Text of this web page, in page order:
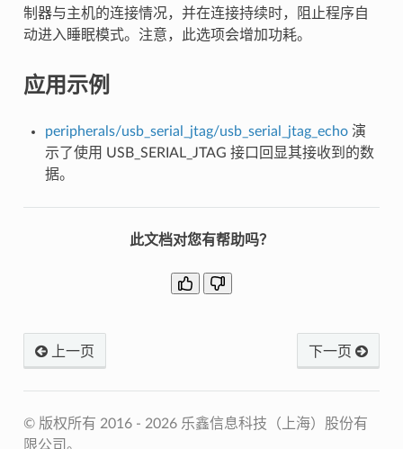
制器与主机的连接情况，并在连接持续时，阻止程序自
动进入睡眠模式。注意，此选项会增加功耗。
应用示例
peripherals/usb_serial_jtag/usb_serial_jtag_echo演
示了使用 USB_SERIAL_JTAG 接口回显其接收到的数
据。
此文档对您有帮助吗？
上一页 下一页
© 版权所有 2016 - 2026 乐鑫信息科技（上海）股份有
限公司。